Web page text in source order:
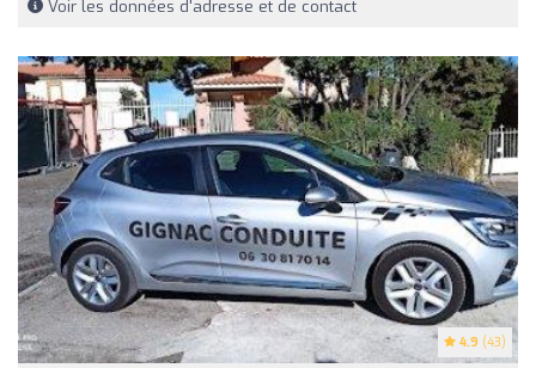
Voir les données d'adresse et de contact
4.9 (43)